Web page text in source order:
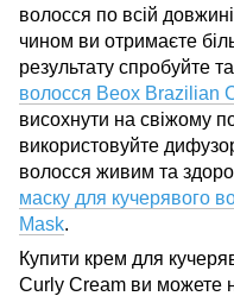
волосся по всій
чином ви отримаєте
результату спробуйте
волосся Beox Brazilian
висохнути на свіжому
використовуйте
волосся живим та
маску для кучерявого
Mask.
Купити крем для
Curly Cream ви можете